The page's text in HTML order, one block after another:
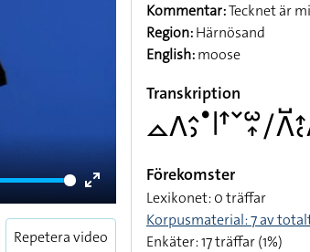
Enter
fullscreen
Repetera video
Kommentar:Tecknet är
Region:Härnösand
English:moose
Transkription
Förekomster
Lexikonet: 0 träffar
Korpusmaterial: 7 av
Enkäter: 17 träffar (1%)